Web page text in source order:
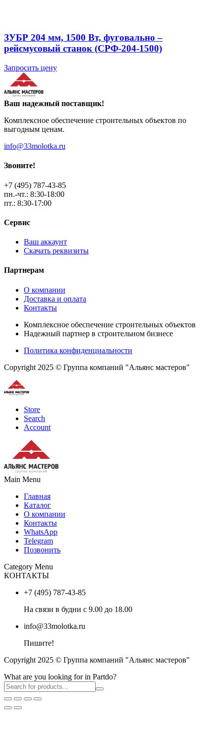
ЗУБР 204 мм, 1500 Вт, фуговально –
рейсмусовый станок (СРФ-204-1500)
Запросить цену
Ваш надежный поставщик!
Комплексное обеспечение строительных объектов по
выгодным ценам.
info@33molotka.ru
Звоните!
+7 (495) 787-43-85
пн.-чт.: 8:30-18:00
пт.: 8:30-17:00
Сервис
Ваш аккаунт
Скачать реквизиты
Партнерам
О компании
Доставка и оплата
Контакты
Комплексное обеспечение строительных объектов
Надежный партнер в строительном бизнесе
Политика конфиденциальности
Copyright 2025 © Группа компаний "Альянс мастеров"
Store
Search
Account
Main Menu
Главная
Каталог
О компании
Контакты
WhatsApp
Telegram
Позвонить
Category Menu
КОНТАКТЫ
+7 (495) 787-43-85
На связи в будни с 9.00 до 18.00
info@33molotka.ru
Пишите!
Copyright 2025 © Группа компаний "Альянс мастеров"
What are you looking for in Partdo?